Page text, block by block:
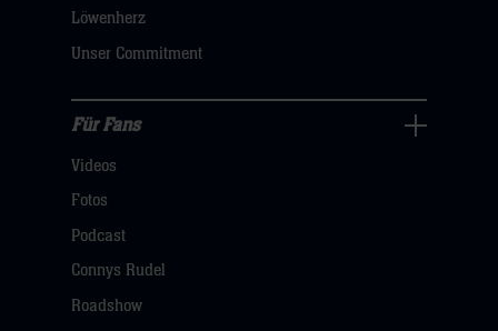
dann
hier
Löwenherz
Unser Commitment
Fans
Navigation
öffnen,
dann
Für Fans
Videos
Fotos
Podcast
Connys Rudel
Roadshow